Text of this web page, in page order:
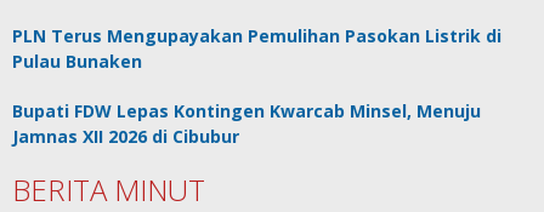
PLN Terus Mengupayakan Pemulihan Pasokan Listrik di
Pulau Bunaken
Bupati FDW Lepas Kontingen Kwarcab Minsel, Menuju
Jamnas XII 2026 di Cibubur
BERITA MINUT